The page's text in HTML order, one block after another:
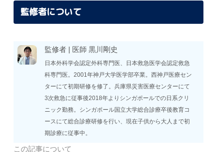
監修者について
監修者 | 医師 黒川剛史
日本外科学会認定外科専門医、日本救急医学会認定救急
科専門医。2001年神戸大学医学部卒業。西神戸医療セン
ターにて初期研修を修了。兵庫県災害医療センターにて
3次救急に従事後2018年よりシンガポールでの日系クリ
ニック勤務。シンガポール国立大学総合診療卒後教育コ
ースにて総合診療研修を行い、現在子供から大人まで初
期診療に従事中。
この記事について